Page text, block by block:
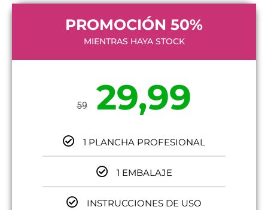
PROMOCIÓN 50%
MIENTRAS HAYA STOCK
59 29,99
1 PLANCHA PROFESIONAL
1 EMBALAJE
INSTRUCCIONES DE USO